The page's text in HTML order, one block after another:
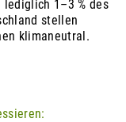
1–3 % des
stellen
klimaneutral.